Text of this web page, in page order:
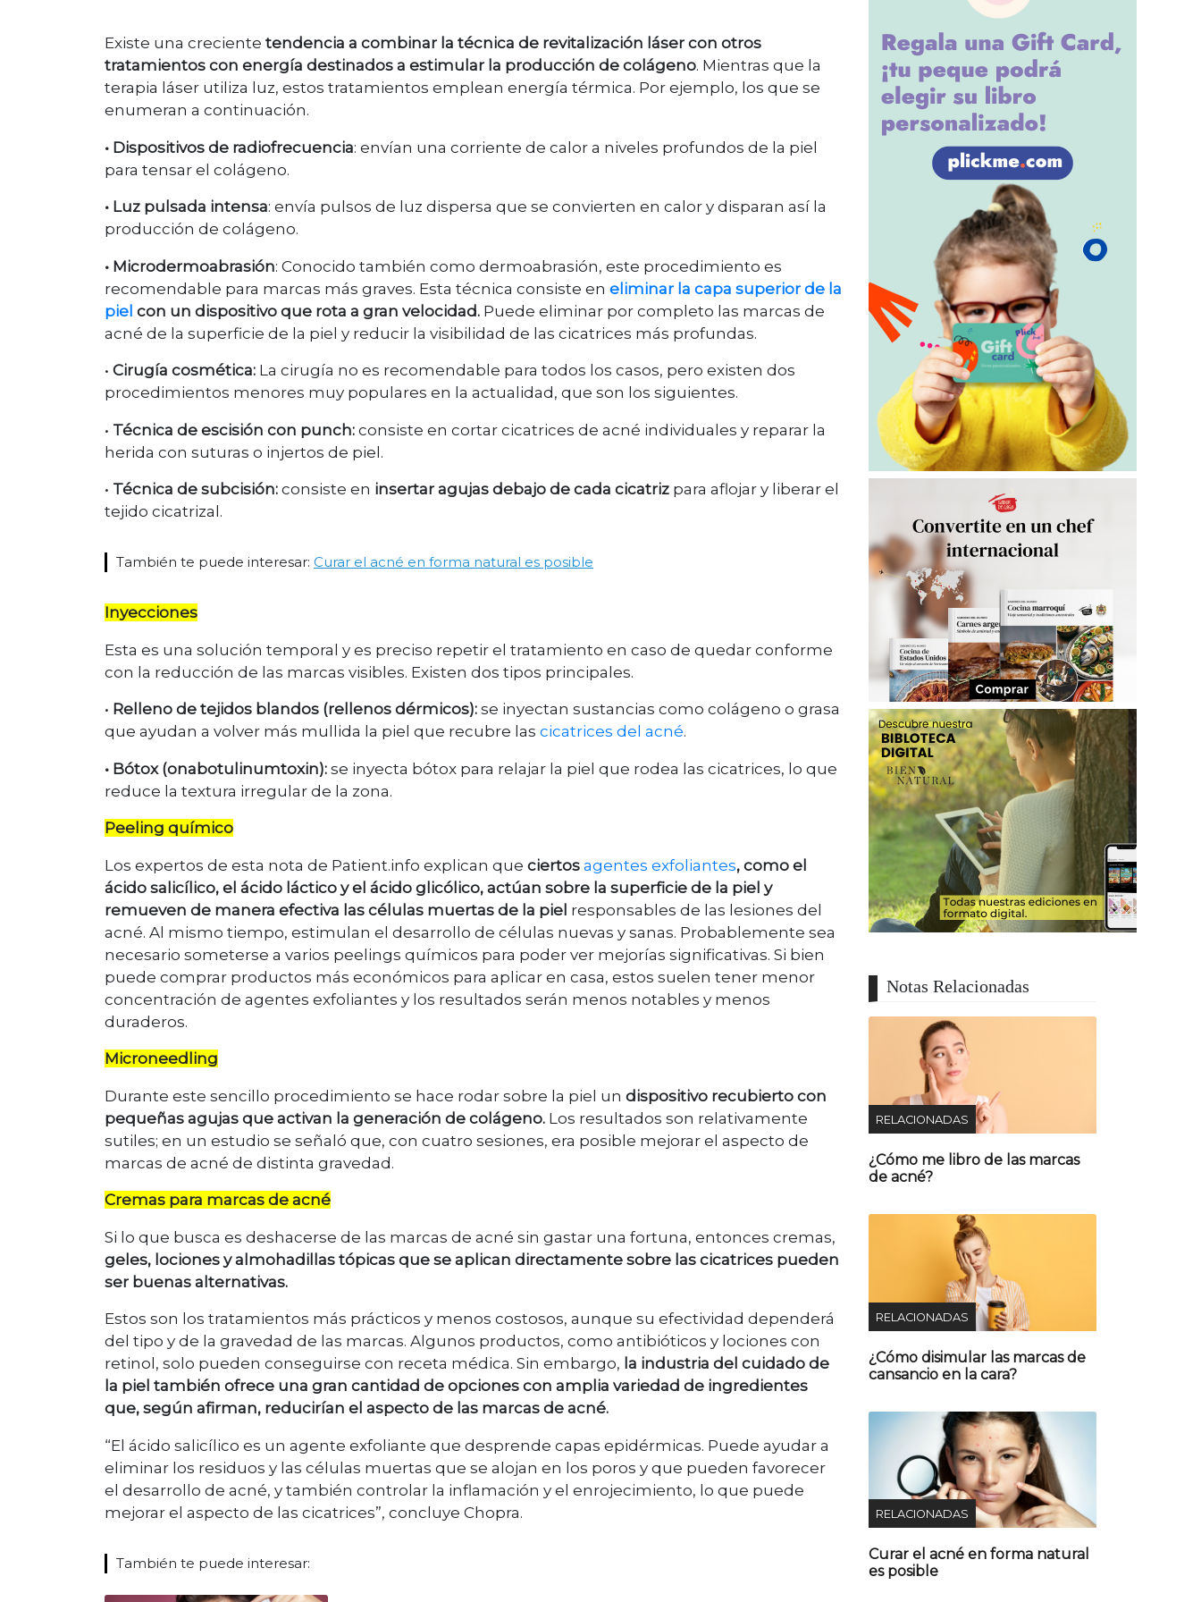
Existe una creciente tendencia a combinar la técnica de revitalización láser con otros
tratamientos con energía destinados a estimular la producción de colágeno. Mientras que la
terapia láser utiliza luz, estos tratamientos emplean energía térmica. Por ejemplo, los que se
enumeran a continuación.
• Dispositivos de radiofrecuencia: envían una corriente de calor a niveles profundos de la piel
para tensar el colágeno.
• Luz pulsada intensa: envía pulsos de luz dispersa que se convierten en calor y disparan así la
producción de colágeno.
• Microdermoabrasión: Conocido también como dermoabrasión, este procedimiento es
recomendable para marcas más graves. Esta técnica consiste en eliminar la capa superior de la
piel con un dispositivo que rota a gran velocidad. Puede eliminar por completo las marcas de
acné de la superficie de la piel y reducir la visibilidad de las cicatrices más profundas.
• Cirugía cosmética: La cirugía no es recomendable para todos los casos, pero existen dos
procedimientos menores muy populares en la actualidad, que son los siguientes.
• Técnica de escisión con punch: consiste en cortar cicatrices de acné individuales y reparar la
herida con suturas o injertos de piel.
• Técnica de subcisión: consiste en insertar agujas debajo de cada cicatriz para aflojar y liberar el
tejido cicatrizal.
También te puede interesar: Curar el acné en forma natural es posible
Inyecciones
Esta es una solución temporal y es preciso repetir el tratamiento en caso de quedar conforme
con la reducción de las marcas visibles. Existen dos tipos principales.
• Relleno de tejidos blandos (rellenos dérmicos): se inyectan sustancias como colágeno o grasa
que ayudan a volver más mullida la piel que recubre las cicatrices del acné.
• Bótox (onabotulinumtoxin): se inyecta bótox para relajar la piel que rodea las cicatrices, lo que
reduce la textura irregular de la zona.
Peeling químico
Los expertos de esta nota de Patient.info explican que ciertos agentes exfoliantes, como el
ácido salicílico, el ácido láctico y el ácido glicólico, actúan sobre la superficie de la piel y
remueven de manera efectiva las células muertas de la piel responsables de las lesiones del
acné. Al mismo tiempo, estimulan el desarrollo de células nuevas y sanas. Probablemente sea
necesario someterse a varios peelings químicos para poder ver mejorías significativas. Si bien
puede comprar productos más económicos para aplicar en casa, estos suelen tener menor
concentración de agentes exfoliantes y los resultados serán menos notables y menos
duraderos.
Microneedling
Durante este sencillo procedimiento se hace rodar sobre la piel un dispositivo recubierto con
pequeñas agujas que activan la generación de colágeno. Los resultados son relativamente
sutiles; en un estudio se señaló que, con cuatro sesiones, era posible mejorar el aspecto de
marcas de acné de distinta gravedad.
Cremas para marcas de acné
Si lo que busca es deshacerse de las marcas de acné sin gastar una fortuna, entonces cremas,
geles, lociones y almohadillas tópicas que se aplican directamente sobre las cicatrices pueden
ser buenas alternativas.
Estos son los tratamientos más prácticos y menos costosos, aunque su efectividad dependerá
del tipo y de la gravedad de las marcas. Algunos productos, como antibióticos y lociones con
retinol, solo pueden conseguirse con receta médica. Sin embargo, la industria del cuidado de
la piel también ofrece una gran cantidad de opciones con amplia variedad de ingredientes
que, según afirman, reducirían el aspecto de las marcas de acné.
“El ácido salicílico es un agente exfoliante que desprende capas epidérmicas. Puede ayudar a
eliminar los residuos y las células muertas que se alojan en los poros y que pueden favorecer
el desarrollo de acné, y también controlar la inflamación y el enrojecimiento, lo que puede
mejorar el aspecto de las cicatrices”, concluye Chopra.
También te puede interesar:
Notas Relacionadas
RELACIONADAS
¿Cómo me libro de las marcas
de acné?
RELACIONADAS
¿Cómo disimular las marcas de
cansancio en la cara?
RELACIONADAS
Curar el acné en forma natural
es posible